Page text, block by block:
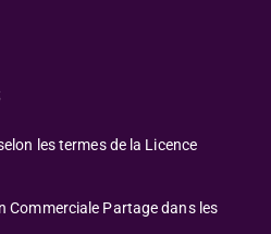
les termes de la Licence
Commerciale Partage dans les